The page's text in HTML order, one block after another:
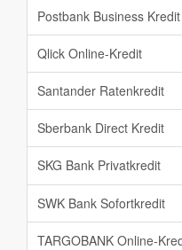
Postbank Business Kredit
Qlick Online-Kredit
Santander Ratenkredit
Sberbank Direct Kredit
SKG Bank Privatkredit
SWK Bank Sofortkredit
TARGOBANK Online-